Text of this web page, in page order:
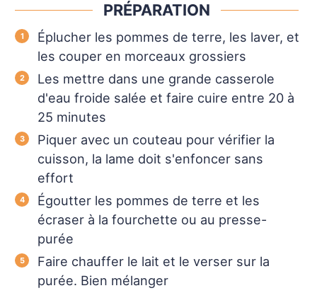
PRÉPARATION
Éplucher les pommes de terre, les laver, et
les couper en morceaux grossiers
Les mettre dans une grande casserole
d'eau froide salée et faire cuire entre 20 à
25 minutes
Piquer avec un couteau pour vérifier la
cuisson, la lame doit s'enfoncer sans
effort
Égoutter les pommes de terre et les
écraser à la fourchette ou au presse-
purée
Faire chauffer le lait et le verser sur la
purée. Bien mélanger